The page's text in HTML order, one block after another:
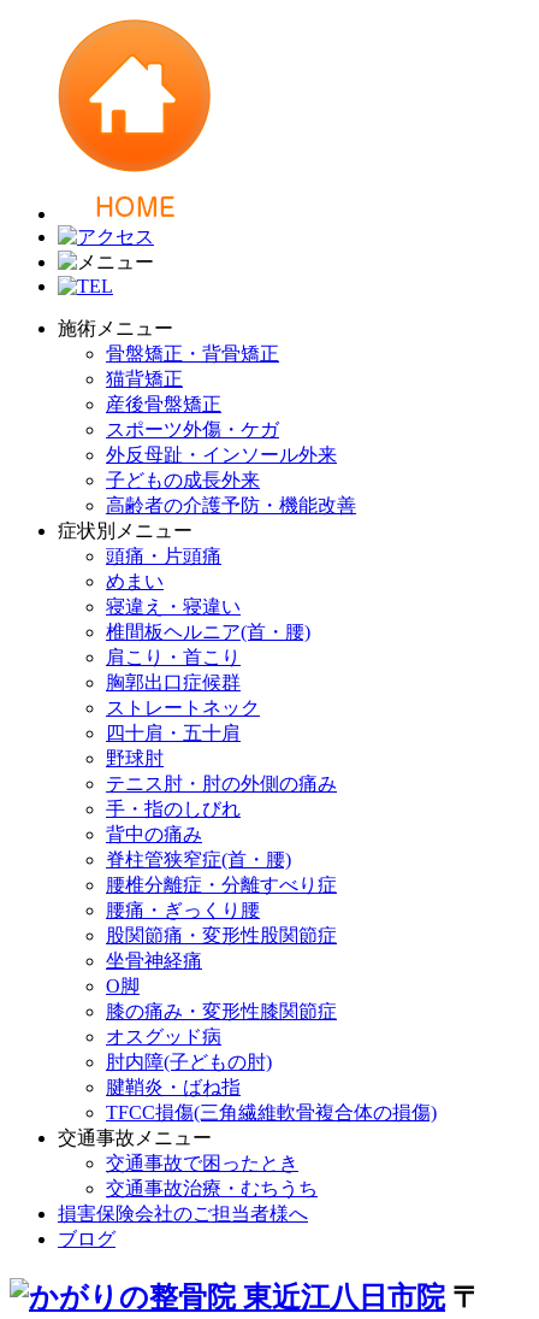
施術メニュー
骨盤矯正・背骨矯正
猫背矯正
産後骨盤矯正
スポーツ外傷・ケガ
外反母趾・インソール外来
子どもの成長外来
高齢者の介護予防・機能改善
症状別メニュー
頭痛・片頭痛
めまい
寝違え・寝違い
椎間板ヘルニア(首・腰)
肩こり・首こり
胸郭出口症候群
ストレートネック
四十肩・五十肩
野球肘
テニス肘・肘の外側の痛み
手・指のしびれ
背中の痛み
脊柱管狭窄症(首・腰)
腰椎分離症・分離すべり症
腰痛・ぎっくり腰
股関節痛・変形性股関節症
坐骨神経痛
O脚
膝の痛み・変形性膝関節症
オスグッド病
肘内障(子どもの肘)
腱鞘炎・ばね指
TFCC損傷(三角繊維軟骨複合体の損傷)
交通事故メニュー
交通事故で困ったとき
交通事故治療・むちうち
損害保険会社のご担当者様へ
ブログ
〒